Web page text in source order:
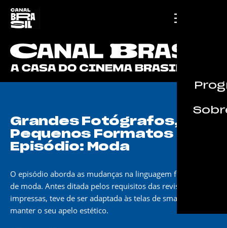
Grandes Fotógrafos,
Pequenos Formatos –
Episódio: Moda
O episódio aborda as mudanças na linguagem fotografia
de moda. Antes ditada pelos requisitos das revistas
impressas, teve de ser adaptada às telas de smartphones e
manter o seu apelo estético.